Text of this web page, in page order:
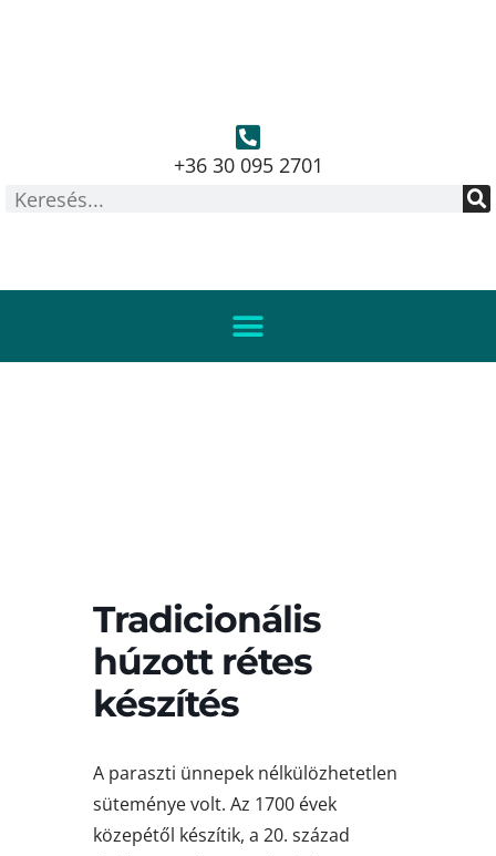
+36 30 095 2701
Tradicionális
húzott rétes
készítés
A paraszti ünnepek nélkülözhetetlen
süteménye volt. Az 1700 évek
közepétől készítik, a 20. század